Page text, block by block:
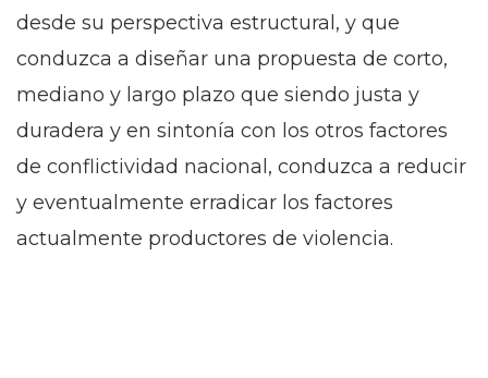
desde su perspectiva estructural, y que
conduzca a diseñar una propuesta de corto,
mediano y largo plazo que siendo justa y
duradera y en sintonía con los otros factores
de conflictividad nacional, conduzca a reducir
y eventualmente erradicar los factores
actualmente productores de violencia.